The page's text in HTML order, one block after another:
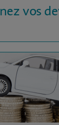
vos